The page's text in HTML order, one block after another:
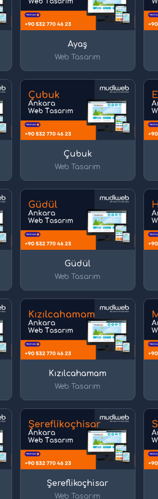
Ayaş
Web Tasarım
Çubuk
Web Tasarım
Güdül
Web Tasarım
Kızılcahamam
Web Tasarım
Şereflikoçhisar
Web Tasarım